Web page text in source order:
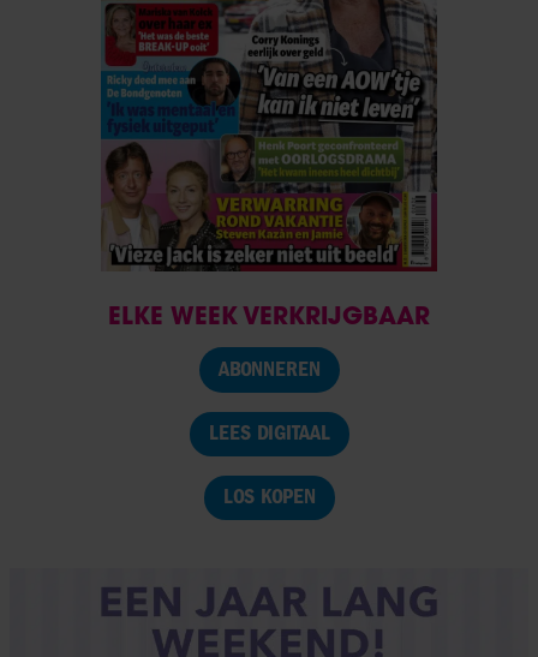
ELKE WEEK VERKRIJGBAAR
ABONNEREN
LEES DIGITAAL
LOS KOPEN